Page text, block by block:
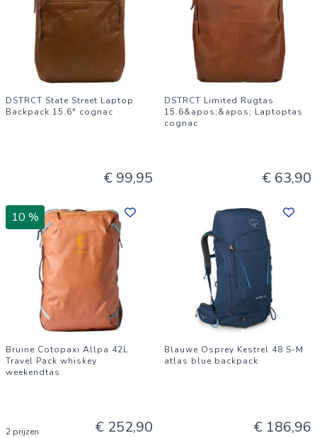
DSTRCT State Street Laptop
Backpack 15.6" cognac
€ 99,95
DSTRCT Limited Rugtas
15.6&apos;&apos; Laptoptas
cognac
€ 63,90
10 %
Bruine Cotopaxi Allpa 42L
Travel Pack whiskey
weekendtas
2 prijzen € 252,90
Blauwe Osprey Kestrel 48 S-M
atlas blue backpack
€ 186,96